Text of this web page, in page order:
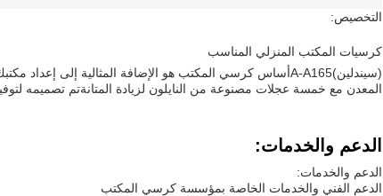
التخصيص:
كرسيات المكتب المنزلي المناسب
(سيندلين)A-A165أساس كرسي المكتب هو الإضافة المثالية إلى إعداد
المعدن مع خمسة عجلات مصنوعة من النايلون لزيادة المتانةتم تصميمه
الدعم والخدمات:
الدعم والخدمات:
الدعم الفني والخدمات الخاصة بمؤسسة كرسي المكتب